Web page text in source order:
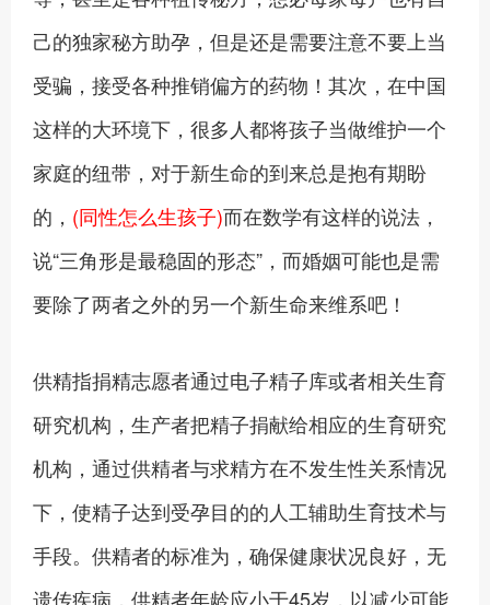
己的独家秘方助孕，但是还是需要注意不要上当
受骗，接受各种推销偏方的药物！其次，在中国
这样的大环境下，很多人都将孩子当做维护一个
家庭的纽带，对于新生命的到来总是抱有期盼
的， (同性怎么生孩子)而在数学有这样的说法，
说“三角形是最稳固的形态”，而婚姻可能也是需
要除了两者之外的另一个新生命来维系吧！
供精指捐精志愿者通过电子精子库或者相关生育
研究机构，生产者把精子捐献给相应的生育研究
机构，通过供精者与求精方在不发生性关系情况
下，使精子达到受孕目的的人工辅助生育技术与
手段。供精者的标准为，确保健康状况良好，无
遗传疾病，供精者年龄应小于45岁，以减少可能